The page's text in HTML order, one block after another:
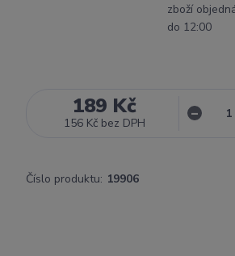
zboží
do 12:00
189 Kč
156 Kč bez DPH
Číslo produktu: 19906